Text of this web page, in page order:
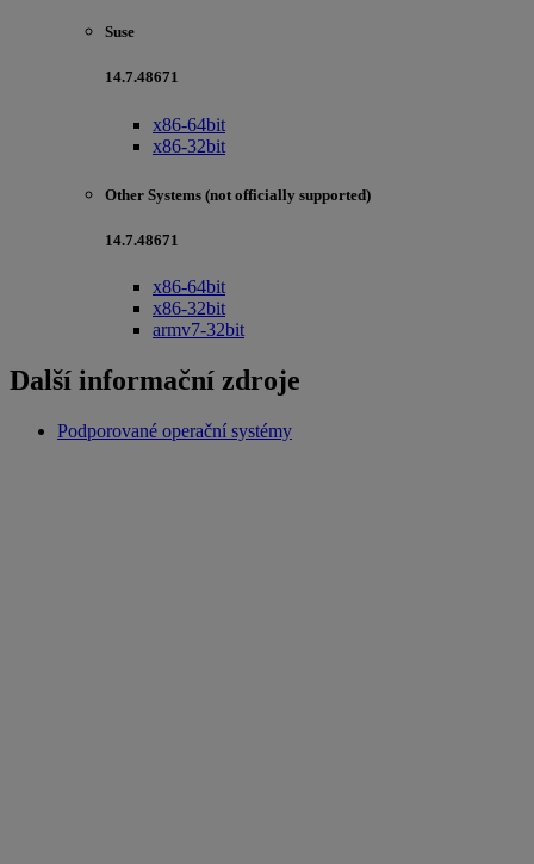
Suse
14.7.48671
x86-64bit
x86-32bit
Other Systems (not officially supported)
14.7.48671
x86-64bit
x86-32bit
armv7-32bit
Další informační zdroje
Podporované operační systémy